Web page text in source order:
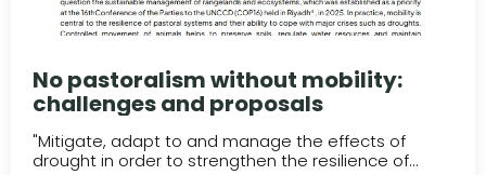
No pastoralism without mobility:
challenges and proposals
"Mitigate, adapt to and manage the effects of
drought in order to strengthen the resilience of...